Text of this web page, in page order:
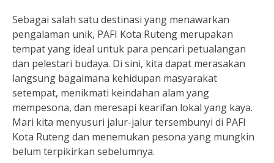
Sebagai salah satu destinasi yang menawarkan
pengalaman unik, PAFI Kota Ruteng merupakan
tempat yang ideal untuk para pencari petualangan
dan pelestari budaya. Di sini, kita dapat merasakan
langsung bagaimana kehidupan masyarakat
setempat, menikmati keindahan alam yang
mempesona, dan meresapi kearifan lokal yang kaya.
Mari kita menyusuri jalur-jalur tersembunyi di PAFI
Kota Ruteng dan menemukan pesona yang mungkin
belum terpikirkan sebelumnya.